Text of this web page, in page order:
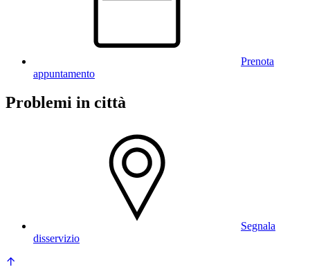
Prenota
appuntamento
Problemi in città
Segnala
disservizio